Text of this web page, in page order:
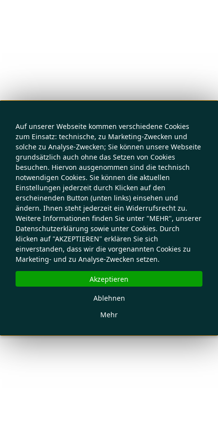
Auf unserer Webseite kommen verschiedene Cookies
zum Einsatz: technische, zu Marketing-Zwecken und
solche zu Analyse-Zwecken; Sie können unsere Webseite
grundsätzlich auch ohne das Setzen von Cookies
besuchen. Hiervon ausgenommen sind die technisch
notwendigen Cookies. Sie können die aktuellen
Einstellungen jederzeit durch Klicken auf den
erscheinenden Button (unten links) einsehen und
ändern. Ihnen steht jederzeit ein Widerrufsrecht zu.
Weitere Informationen finden Sie unter "MEHR", unserer
Datenschutzerklärung sowie unter Cookies. Durch
klicken auf "AKZEPTIEREN" erklären Sie sich
einverstanden, dass wir die vorgenannten Cookies zu
Marketing- und zu Analyse-Zwecken setzen.
Mehr
Ablehnen
Akzeptieren